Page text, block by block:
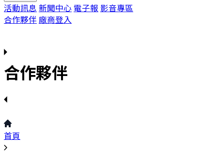
活動訊息 新聞中心 電子報 影音專區
合作夥伴 廠商登入
合作夥伴
首頁